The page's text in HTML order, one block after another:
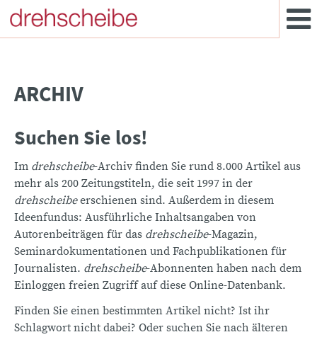
ARCHIV
Suchen Sie los!
Im drehscheibe-Archiv finden Sie rund 8.000 Artikel aus
mehr als 200 Zeitungstiteln, die seit 1997 in der
drehscheibeerschienen sind. Außerdem in diesem
Ideenfundus: Ausführliche Inhaltsangaben von
Autorenbeiträgen für das drehscheibe-Magazin,
Seminardokumentationen und Fachpublikationen für
Journalisten. drehscheibe-Abonnenten haben nach dem
Einloggen freien Zugriff auf diese Online-Datenbank.
Finden Sie einen bestimmten Artikel nicht? Ist ihr
Schlagwort nicht dabei? Oder suchen Sie nach älteren